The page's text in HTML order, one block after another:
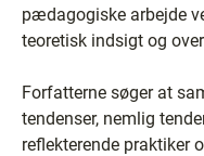
pædagogiske arbejde
teoretisk indsigt og
Forfatterne søger at
tendenser, nemlig
reflekterende praktiker